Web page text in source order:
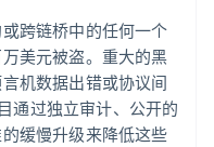
跨链桥中的任何一个
美元被盗。重大的黑
机数据出错或协议间
通过独立审计、公开的
缓慢升级来降低这些